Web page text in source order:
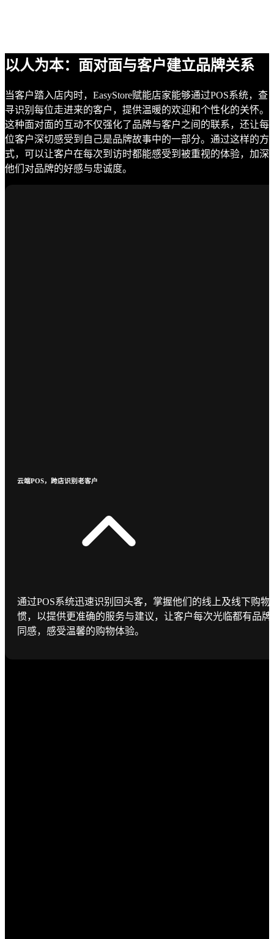
以人为本：面对面与客户建立品牌关系
当客户踏入店内时，EasyStore赋能店家能够通过POS系统，查
寻识别每位走进来的客户，提供温暖的欢迎和个性化的关怀。
这种面对面的互动不仅强化了品牌与客户之间的联系，还让每
位客户深切感受到自己是品牌故事中的一部分。通过这样的方
式，可以让客户在每次到访时都能感受到被重视的体验，加深
他们对品牌的好感与忠诚度。
云端POS，跨店识别老客户
通过POS系统迅速识别回头客，掌握他们的线上及线下购物
惯，以提供更准确的服务与建议，让客户每次光临都有品牌
同感，感受温馨的购物体验。